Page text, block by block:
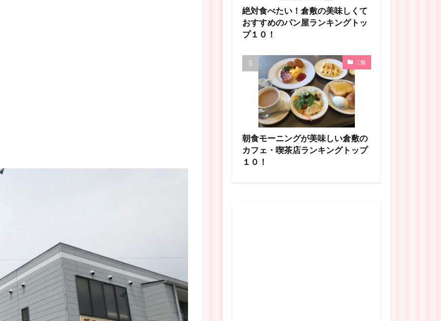
絶対食べたい！倉敷の美味しくて
おすすめのパン屋ランキングトッ
プ１０！
ご飯
朝食モーニングが美味しい倉敷の
カフェ・喫茶店ランキングトップ
１０！